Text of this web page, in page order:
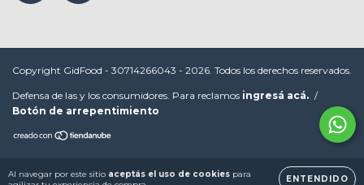
Al navegar por este sitio aceptás el uso de cookies para
ENTENDIDO
Copyright GidFood - 30714266043 - 2026. Todos los derechos reservados.
Defensa de las y los consumidores. Para reclamos ingresá acá. /
Botón de arrepentimiento